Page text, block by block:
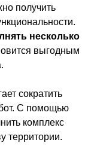
получить
несколько
выгодным
сократить
С помощью
комплекс
территории.